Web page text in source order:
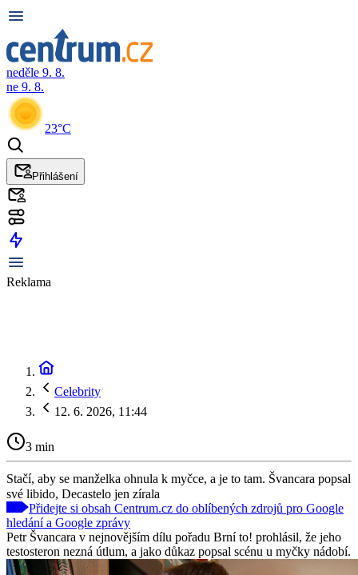
neděle 9. 8.
ne 9. 8.
23°C
Přihlášení
Reklama
Celebrity
12. 6. 2026, 11:44
3 min
Stačí, aby se manželka ohnula k myčce, a je to tam. Švancara popsal
své libido, Decastelo jen zírala
Přidejte si obsah Centrum.cz do oblíbených zdrojů pro Google
hledání a Google zprávy
Petr Švancara v nejnovějším dílu pořadu Brní to! prohlásil, že jeho
testosteron nezná útlum, a jako důkaz popsal scénu u myčky nádobí.